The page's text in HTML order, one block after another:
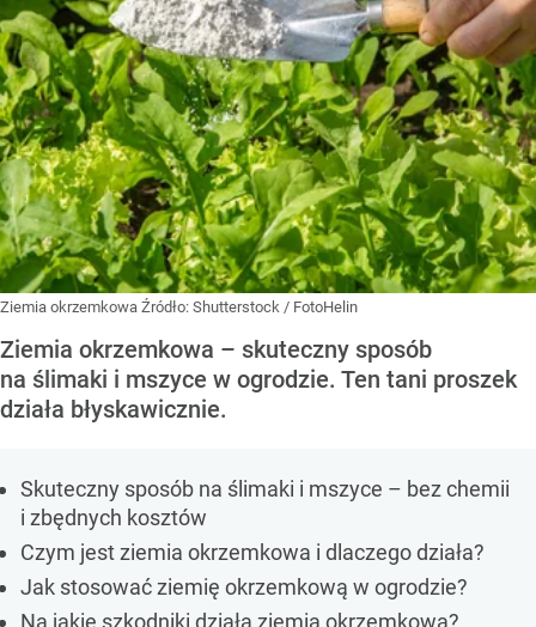
Ziemia okrzemkowa Źródło: Shutterstock / FotoHelin
Ziemia okrzemkowa – skuteczny sposób
na ślimaki i mszyce w ogrodzie. Ten tani proszek
działa błyskawicznie.
Skuteczny sposób na ślimaki i mszyce – bez chemii
i zbędnych kosztów
Czym jest ziemia okrzemkowa i dlaczego działa?
Jak stosować ziemię okrzemkową w ogrodzie?